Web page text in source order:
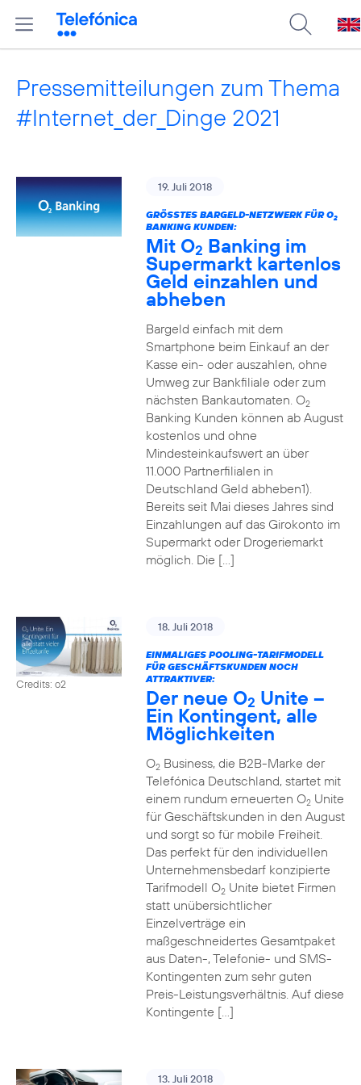
Pressemitteilungen zum Thema
#Internet_der_Dinge 2021
19. Juli 2018
GRÖSSTES BARGELD-NETZWERK FÜR O 2
BANKING KUNDEN:
Mit O2 Banking im
Supermarkt kartenlos
Geld einzahlen und
abheben
Bargeld einfach mit dem
Smartphone beim Einkauf an der
Kasse ein- oder auszahlen, ohne
Umweg zur Bankfiliale oder zum
nächsten Bankautomaten. O2
Banking Kunden können ab August
kostenlos und ohne
Mindesteinkaufswert an über
11.000 Partnerfilialen in
Deutschland Geld abheben1).
Bereits seit Mai dieses Jahres sind
Einzahlungen auf das Girokonto im
Supermarkt oder Drogeriemarkt
möglich. Die […]
Credits: o2
18. Juli 2018
EINMALIGES POOLING-TARIFMODELL
FÜR GESCHÄFTSKUNDEN NOCH
ATTRAKTIVER:
Der neue O2 Unite –
Ein Kontingent, alle
Möglichkeiten
O2Business, die B2B-Marke der
Telefónica Deutschland, startet mit
einem rundum erneuerten O2Unite
für Geschäftskunden in den August
und sorgt so für mobile Freiheit.
Das perfekt für den individuellen
Unternehmensbedarf konzipierte
Tarifmodell O2Unite bietet Firmen
statt unübersichtlicher
Einzelverträge ein
maßgeschneidertes Gesamtpaket
aus Daten-, Telefonie- und SMS-
Kontingenten zum sehr guten
Preis-Leistungsverhältnis. Auf diese
Kontingente […]
13. Juli 2018